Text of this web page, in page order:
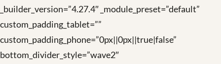
_builder_version=”4.27.4″ _module_preset=”default”
custom_padding_tablet=””
custom_padding_phone=”0px||0px||true|false”
bottom_divider_style=”wave2″